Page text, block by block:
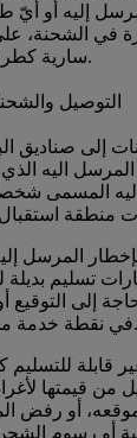
إليه أو
في الشحنة،
سارية كطرف مرفوض أو مقيّد.
3. التوصيل
إلى صناديق
المرسل اليه
المسمى
المرسل
تسليم
إلى التوقيع
في نقطة خدمة من نقاط خدمة دي إتش ال.
من قيمتها
أو رفض
أو رسوم